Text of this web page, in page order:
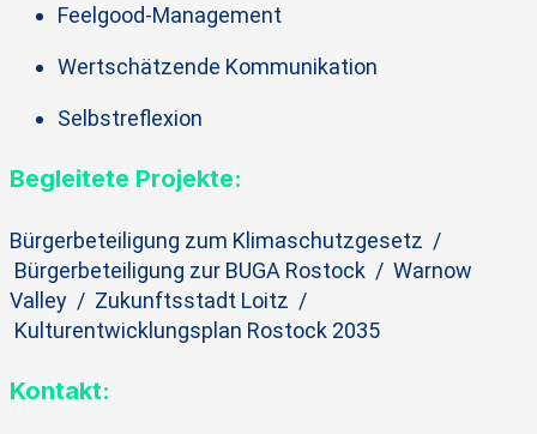
Feelgood-Management
Wertschätzende Kommunikation
Selbstreflexion
Begleitete Projekte:
Bürgerbeteiligung zum Klimaschutzgesetz /
Bürgerbeteiligung zur BUGA Rostock / Warnow
Valley / Zukunftsstadt Loitz /
Kulturentwicklungsplan Rostock 2035
Kontakt: